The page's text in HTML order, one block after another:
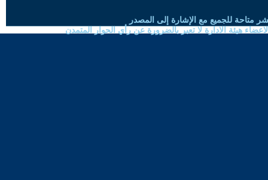
متاحة للجميع مع الإشارة إلى المصدر
هيئة الادارة لا تعبر بالضرورة عن رأي الحوار المتمدن